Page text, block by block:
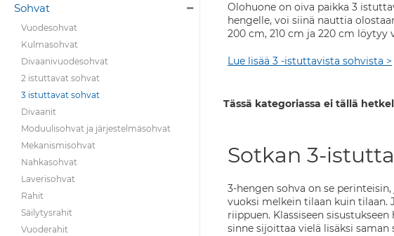
Sohvat
Vuodesohvat
Kulmasohvat
Divaanivuodesohvat
2 istuttavat sohvat
3 istuttavat sohvat
Divaanit
Moduulisohvat ja järjestelmäsohvat
Mekanismisohvat
Nahkasohvat
Laverisohvat
Rahit
Säilytysrahit
Vuoderahit
Olohuone on oiva paikka 3
hengelle, voi siinä nauttia
200 cm, 210 cm ja 220 cm löytyy
Lue lisää 3 -istuttavista sohvista >
Tässä kategoriassa ei tällä
Sotkan 3-
3-hengen sohva on se
vuoksi melkein tilaan kuin tilaan.
riippuen. Klassiseen
sinne sijoittaa vielä lisäksi saman